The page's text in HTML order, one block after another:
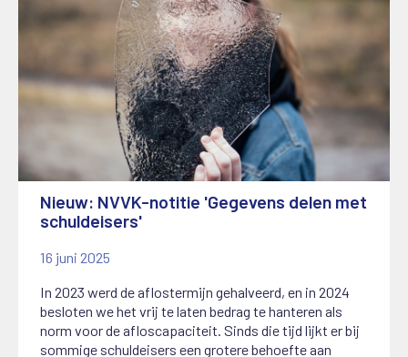
Nieuw: NVVK-notitie 'Gegevens delen met
schuldeisers'
16 juni 2025
In 2023 werd de aflostermijn gehalveerd, en in 2024
besloten we het vrij te laten bedrag te hanteren als
norm voor de afloscapaciteit. Sinds die tijd lijkt er bij
sommige schuldeisers een grotere behoefte aan